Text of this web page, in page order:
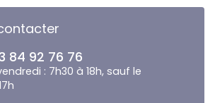
84 92 76 76
: 7h30 à 18h, sauf le